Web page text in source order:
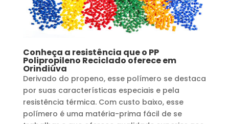
Conheça a resistência que o PP
Polipropileno Recicladooferece em
Orindiúva
Derivado do propeno, esse polímero se destaca
por suas características especiais e pela
resistência térmica. Com custo baixo, esse
polímero é uma matéria-prima fácil de se